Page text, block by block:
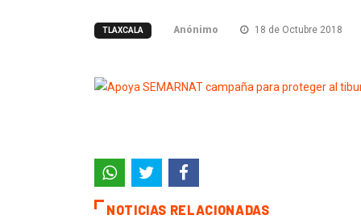
TLAXCALA Anónimo 18 de Octubre 2018
NOTICIAS RELACIONADAS